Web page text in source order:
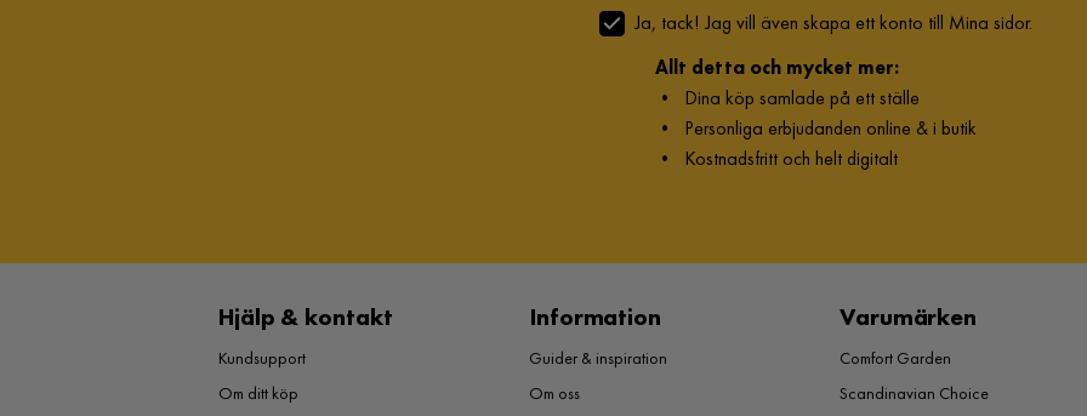
Ja, tack! Jag vill även skapa ett konto till Mina sidor.
Allt detta och mycket mer:
• Dina köp samlade på ett ställe
• Personliga erbjudanden online & i butik
• Kostnadsfritt och helt digitalt
Hjälp & kontakt
Kundsupport
Om ditt köp
Information
Guider & inspiration
Om oss
Varumärken
Comfort Garden
Scandinavian Choice